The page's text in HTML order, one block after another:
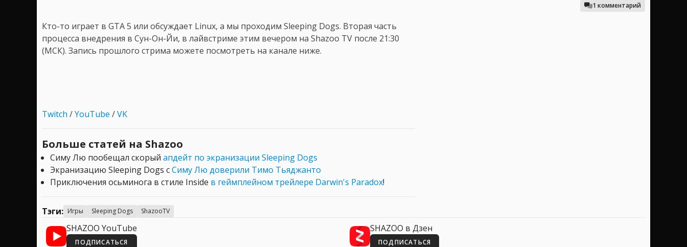
1 комментарий
Кто-то играет в GTA 5 или обсуждает Linux, а мы проходим Sleeping Dogs. Вторая часть
процесса внедрения в Сун-Он-Йи, в лайвстриме этим вечером на Shazoo TV после 21:30
(МСК). Запись прошлого стрима можете посмотреть на канале ниже.
Twitch /YouTube /VK
Больше статей на Shazoo
Симу Лю пообещал скорый апдейт по экранизации Sleeping Dogs
Экранизацию Sleeping Dogs сСиму Лю доверили Тимо Тьяджанто
Приключения осьминога в стиле Inside в геймплейном трейлере Darwin's Paradox!
Тэги: Игры Sleeping Dogs ShazooTV
SHAZOO YouTube
ПОДПИСАТЬСЯ
SHAZOO в Дзен
ПОДПИСАТЬСЯ